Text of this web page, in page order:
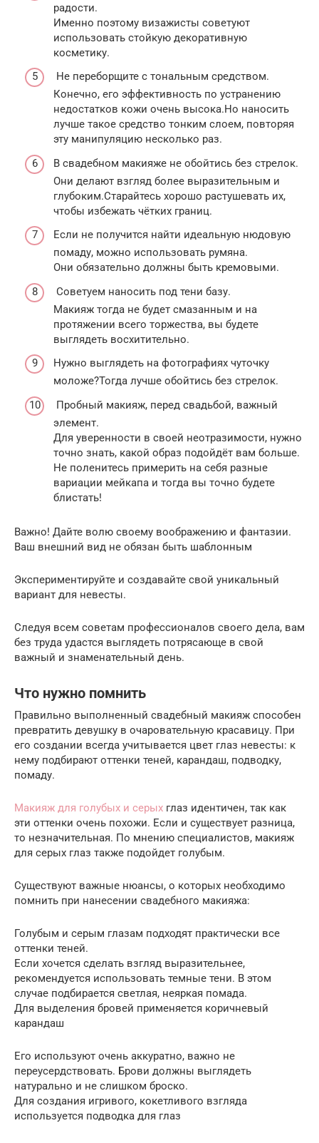
радости.
Именно поэтому визажисты советуют
использовать стойкую декоративную
косметику.
Не переборщите с тональным средством.
Конечно, его эффективность по устранению
недостатков кожи очень высока.Но наносить
лучше такое средство тонким слоем, повторяя
эту манипуляцию несколько раз.
В свадебном макияже не обойтись без стрелок.
Они делают взгляд более выразительным и
глубоким.Старайтесь хорошо растушевать их,
чтобы избежать чётких границ.
Если не получится найти идеальную нюдовую
помаду, можно использовать румяна.
Они обязательно должны быть кремовыми.
Советуем наносить под тени базу.
Макияж тогда не будет смазанным и на
протяжении всего торжества, вы будете
выглядеть восхитительно.
Нужно выглядеть на фотографиях чуточку
моложе?Тогда лучше обойтись без стрелок.
Пробный макияж, перед свадьбой, важный
элемент.
Для уверенности в своей неотразимости, нужно
точно знать, какой образ подойдёт вам больше.
Не поленитесь примерить на себя разные
вариации мейкапа и тогда вы точно будете
блистать!
Важно! Дайте волю своему воображению и фантазии.
Ваш внешний вид не обязан быть шаблонным
Экспериментируйте и создавайте свой уникальный
вариант для невесты.
Следуя всем советам профессионалов своего дела, вам
без труда удастся выглядеть потрясающе в свой
важный и знаменательный день.
Что нужно помнить
Правильно выполненный свадебный макияж способен
превратить девушку в очаровательную красавицу. При
его создании всегда учитывается цвет глаз невесты: к
нему подбирают оттенки теней, карандаш, подводку,
помаду.
Макияж для голубых и серых глаз идентичен, так как
эти оттенки очень похожи. Если и существует разница,
то незначительная. По мнению специалистов, макияж
для серых глаз также подойдет голубым.
Существуют важные нюансы, о которых необходимо
помнить при нанесении свадебного макияжа:
Голубым и серым глазам подходят практически все
оттенки теней.
Если хочется сделать взгляд выразительнее,
рекомендуется использовать темные тени. В этом
случае подбирается светлая, неяркая помада.
Для выделения бровей применяется коричневый
карандаш
Его используют очень аккуратно, важно не
переусердствовать. Брови должны выглядеть
натурально и не слишком броско.
Для создания игривого, кокетливого взгляда
используется подводка для глаз